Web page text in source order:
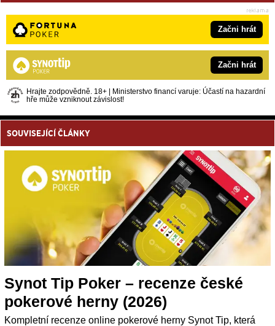
Začni hrát
Začni hrát
Hrajte zodpovědně. 18+ | Ministerstvo financí varuje: Účastí na hazardní
hře může vzniknout závislost!
SOUVISEJÍCÍ ČLÁNKY
Synot Tip Poker – recenze české
pokerové herny (2026)
Kompletní recenze online pokerové herny Synot Tip, která